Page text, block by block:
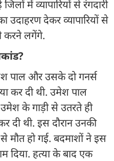
में व्यापारियों से रंगदारी
देकर व्यापारियों से
लगेंगे.
पाल और उसके दो गनर्स
कर दी थी. उमेश पाल
के गाड़ी से उतरते ही
दी थी. इस दौरान उनकी
मौत हो गई. बदमाशों ने इस
दिया. हत्या के बाद एक